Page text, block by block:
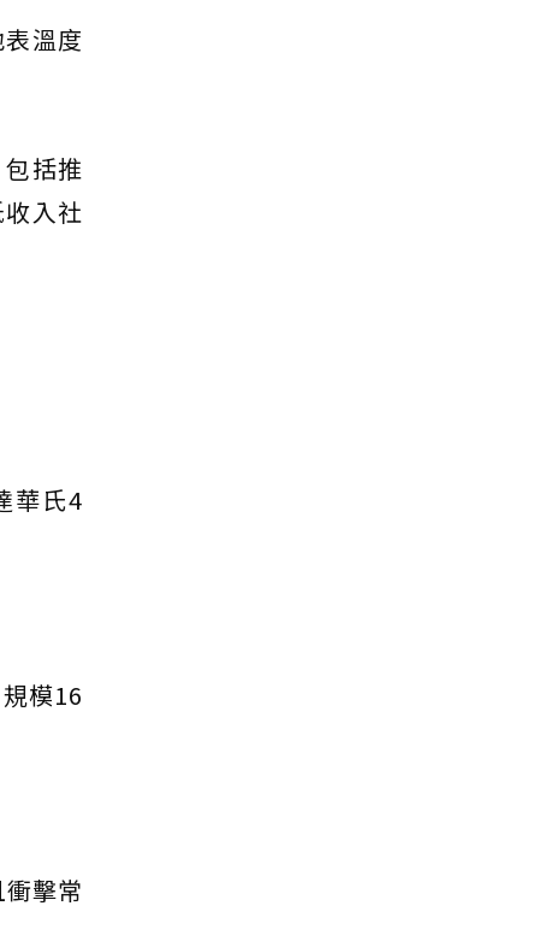
溫度
括推
入社
華氏4
模16
擊常